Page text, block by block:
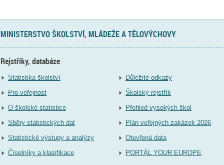
MINISTERSTVO ŠKOLSTVÍ, MLÁDEŽE A TĚLOVÝCHOVY
Rejstříky, databáze
Statistika školství
Pro veřejnost
O školské statistice
Sběry statistických dat
Statistické výstupy a analýzy
Číselníky a klasifikace
Důležité odkazy
Školský rejstřík
Přehled vysokých škol
Plán veřejných zakázek 2026
Otevřená data
PORTÁL YOUR EUROPE